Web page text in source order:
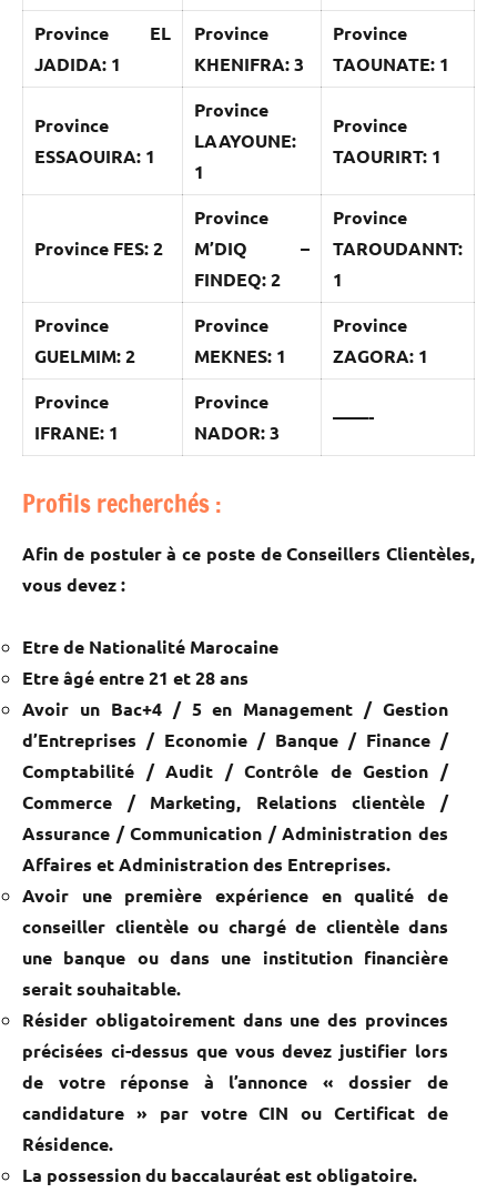
Province EL
JADIDA: 1
Province
KHENIFRA: 3
Province
TAOUNATE: 1
Province
ESSAOUIRA: 1
Province
LAAYOUNE:
1
Province
TAOURIRT: 1
Province FES: 2
Province
M’DIQ –
FINDEQ: 2
Province
TAROUDANNT:
1
Province
GUELMIM: 2
Province
MEKNES: 1
Province
ZAGORA: 1
Province
IFRANE: 1
Province
NADOR: 3
——-
Profils recherchés :
Afin de postuler à ce poste de Conseillers Clientèles,
vous devez :
Etre de Nationalité Marocaine
Etre âgé entre 21 et 28 ans
Avoir un Bac+4 / 5 en Management / Gestion
d’Entreprises / Economie / Banque / Finance /
Comptabilité / Audit / Contrôle de Gestion /
Commerce / Marketing, Relations clientèle /
Assurance / Communication / Administration des
Affaires et Administration des Entreprises.
Avoir une première expérience en qualité de
conseiller clientèle ou chargé de clientèle dans
une banque ou dans une institution financière
serait souhaitable.
Résider obligatoirement dans une des provinces
précisées ci-dessus que vous devez justifier lors
de votre réponse à l’annonce « dossier de
candidature » par votre CIN ou Certificat de
Résidence.
La possession du baccalauréat est obligatoire.